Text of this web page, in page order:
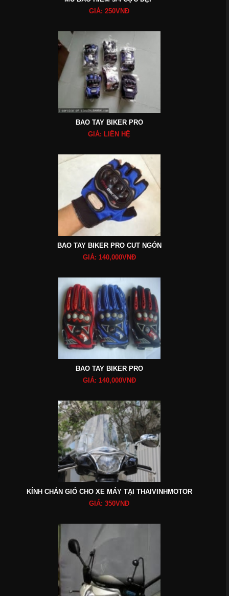
GIÁ: 250VNĐ
BAO TAY BIKER PRO
GIÁ: LIÊN HỆ
BAO TAY BIKER PRO CUT NGÓN
GIÁ: 140,000VNĐ
BAO TAY BIKER PRO
GIÁ: 140,000VNĐ
KÍNH CHẮN GIÓ CHO XE MÁY TẠI THAIVINHMOTOR
GIÁ: 350VNĐ